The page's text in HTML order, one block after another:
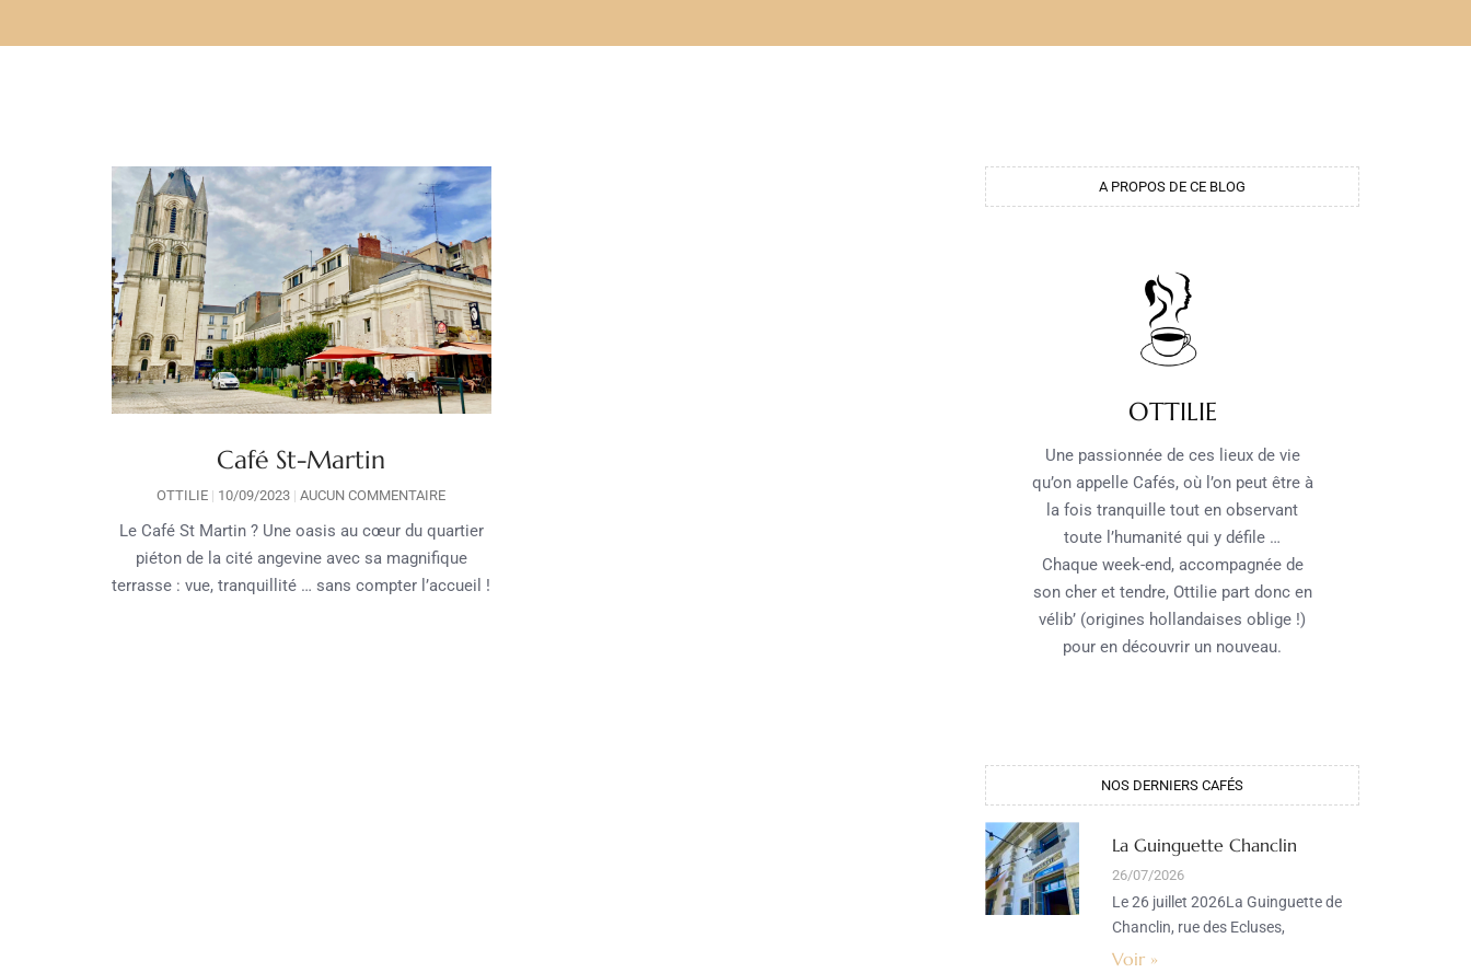
Café St-Martin
OTTILIE 10/09/2023 AUCUN COMMENTAIRE
Le Café St Martin ? Une oasis au cœur du quartier
piéton de la cité angevine avec sa magnifique
terrasse : vue, tranquillité … sans compter l’accueil !
A PROPOS DE CE BLOG
OTTILIE
Une passionnée de ces lieux de vie
qu’on appelle Cafés, où l’on peut être à
la fois tranquille tout en observant
toute l’humanité qui y défile …
Chaque week-end, accompagnée de
son cher et tendre, Ottilie part donc en
vélib’ (origines hollandaises oblige !)
pour en découvrir un nouveau.
NOS DERNIERS CAFÉS​
La Guinguette Chanclin
26/07/2026
Le 26 juillet 2026La Guinguette de
Chanclin, rue des Ecluses,
Voir »